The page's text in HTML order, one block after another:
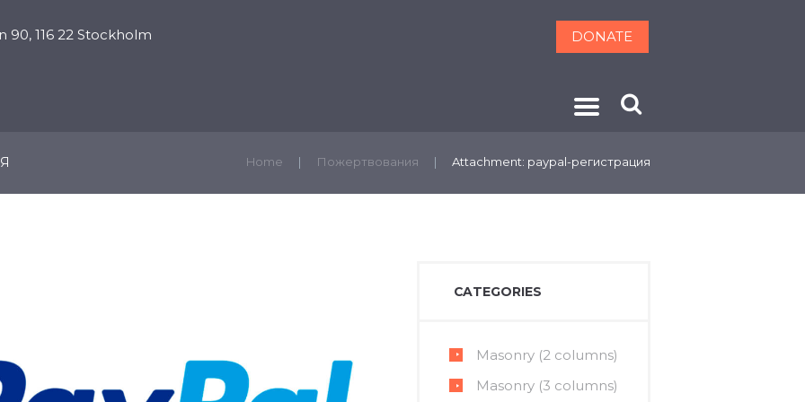
116 22 Stockholm DONATE
Home Пожертвования Attachment: paypal-регистрация
Next item
CATEGORIES
Masonry (2 columns)
Masonry (3 columns)